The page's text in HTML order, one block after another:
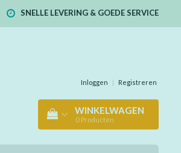
SNELLE LEVERING & GOEDE SERVICE
Inloggen | Registreren
WINKELWAGEN
0 Producten